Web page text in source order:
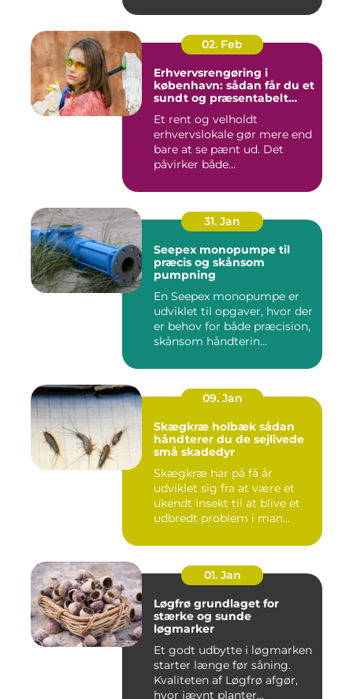
02. Feb
Erhvervsrengøring i
københavn: sådan får du et
sundt og præsentabelt
Et rent og velholdt
erhvervslokale gør mere end
bare at se pænt ud. Det
påvirker både
31. Jan
Seepex monopumpe til
præcis og skånsom
pumpning
En Seepex monopumpe er
udviklet til opgaver, hvor der
er behov for både præcision,
skånsom håndterin...
09. Jan
Skægkræ holbæk sådan
håndterer du de sejlivede
små skadedyr
Skægkræ har på få år
udviklet sig fra at være et
ukendt insekt til at blive et
udbredt problem i man...
01. Jan
Løgfrø grundlaget for
stærke og sunde
løgmarker
Et godt udbytte i løgmarken
starter længe før såning.
Kvaliteten af Løgfrø afgør,
hvor jævnt planter...